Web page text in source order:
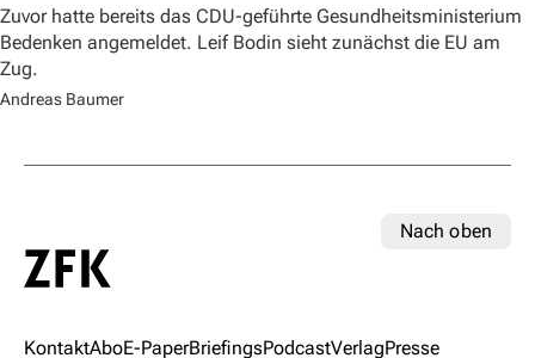
Zuvor hatte bereits das CDU-geführte Gesundheitsministerium
Bedenken angemeldet. Leif Bodin sieht zunächst die EU am
Zug.
Andreas Baumer
Nach oben
KontaktAboE-PaperBriefingsPodcastVerlagPresse